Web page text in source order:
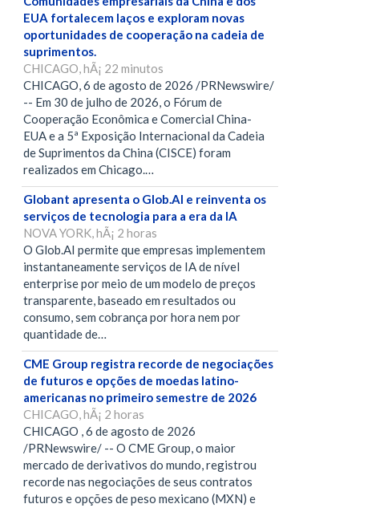
EUA fortalecem laços e exploram novas
oportunidades de cooperação na cadeia de
suprimentos.
CHICAGO, hÃ¡ 22 minutos
CHICAGO, 6 de agosto de 2026 /PRNewswire/
-- Em 30 de julho de 2026, o Fórum de
Cooperação Econômica e Comercial China-
EUA e a 5ª Exposição Internacional da Cadeia
de Suprimentos da China (CISCE) foram
realizados em Chicago.…
Globant apresenta o Glob.AI e reinventa os
serviços de tecnologia para a era da IA
NOVA YORK, hÃ¡ 2 horas
O Glob.AI permite que empresas implementem
instantaneamente serviços de IA de nível
enterprise por meio de um modelo de preços
transparente, baseado em resultados ou
consumo, sem cobrança por hora nem por
quantidade de…
CME Group registra recorde de negociações
de futuros e opções de moedas latino-
americanas no primeiro semestre de 2026
CHICAGO, hÃ¡ 2 horas
CHICAGO , 6 de agosto de 2026
/PRNewswire/ -- O CME Group, o maior
mercado de derivativos do mundo, registrou
recorde nas negociações de seus contratos
futuros e opções de peso mexicano (MXN) e